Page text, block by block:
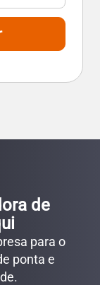
de
para o
ponta e